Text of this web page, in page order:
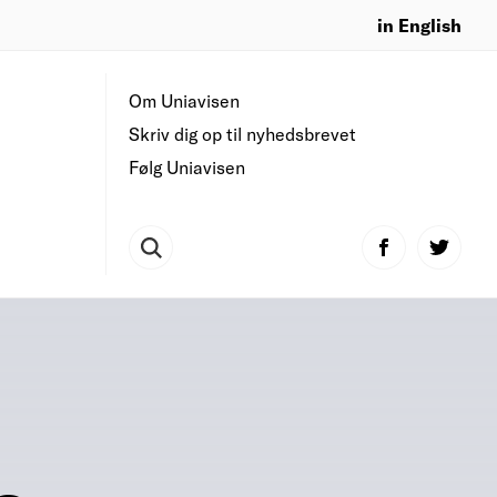
in English
Om Uniavisen
Skriv dig op til nyhedsbrevet
Følg Uniavisen